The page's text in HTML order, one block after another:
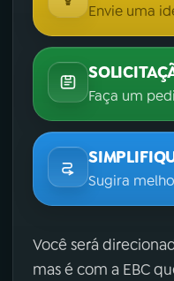
Envie uma
Faça um
Sugira
Você será
mas é com a EBC